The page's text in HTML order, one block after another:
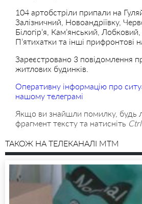
104 артобстріли припали на
Залізничний, Новоандріївку,
Білогір’я, Кам’янський, Лобковий,
П’ятихатки та інші прифронтові
Зареєстровано 3 повідомлення
житлових будинків.
Оперативну інформацію про
нашому телеграмі
Якщо ви знайшли помилку, будь
фрагмент тексту та натисніть
ТАКОЖ НА ТЕЛЕКАНАЛІ MTM